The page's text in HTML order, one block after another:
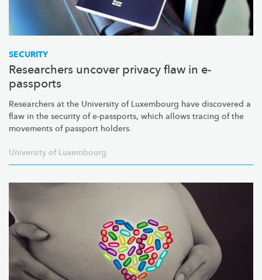
SECURITY
Researchers uncover privacy flaw in e-
passports
Researchers at the University of Luxembourg have discovered a
flaw in the security of e-passports, which allows tracing of the
movements of passport holders.
University of Luxembourg